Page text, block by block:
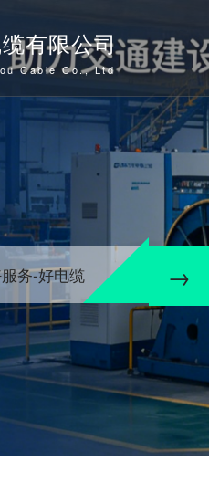
有限公司
Cable Co., Ltd
务-好电缆